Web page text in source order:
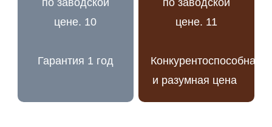
Гарантия 1 год
Конкурентоспособная
и разумная цена